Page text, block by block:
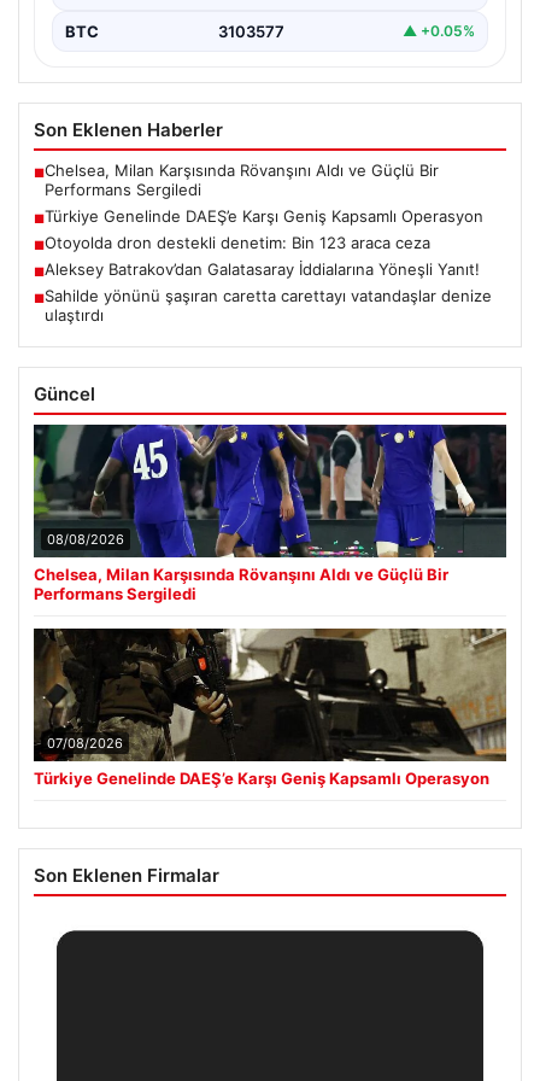
BTC 3103577 ▲ +0.05%
Son Eklenen Haberler
■Chelsea, Milan Karşısında Rövanşını Aldı ve Güçlü Bir
Performans Sergiledi
■Türkiye Genelinde DAEŞ’e Karşı Geniş Kapsamlı Operasyon
■Otoyolda dron destekli denetim: Bin 123 araca ceza
■Aleksey Batrakov’dan Galatasaray İddialarına Yöneşli Yanıt!
■Sahilde yönünü şaşıran caretta carettayı vatandaşlar denize
ulaştırdı
Güncel
08/08/2026
Chelsea, Milan Karşısında Rövanşını Aldı ve Güçlü Bir
Performans Sergiledi
07/08/2026
Türkiye Genelinde DAEŞ’e Karşı Geniş Kapsamlı Operasyon
Son Eklenen Firmalar